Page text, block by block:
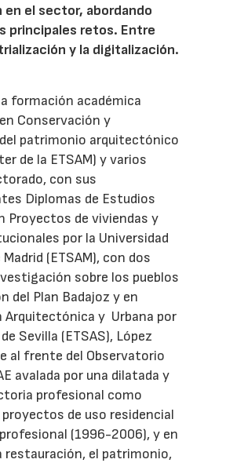
en el sector, abordando
principales retos. Entre
y la digitalización.
formación académica
Conservación y
patrimonio arquitectónico
de la ETSAM) y varios
con sus
Diplomas de Estudios
Proyectos de viviendas y
por la Universidad
(ETSAM), con dos
sobre los pueblos
del Plan Badajoz y en
Arquitectónica y Urbana por
Sevilla (ETSAS), López
al frente del Observatorio
avalada por una dilatada y
profesional como
de uso residencial
(1996-2006), y en
restauración, el patrimonio,